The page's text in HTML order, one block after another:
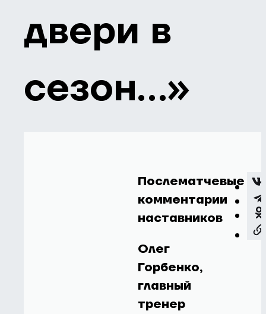
двери в
сезон…»
Послематчевые
комментарии
наставников
Олег
Горбенко,
главный
тренер